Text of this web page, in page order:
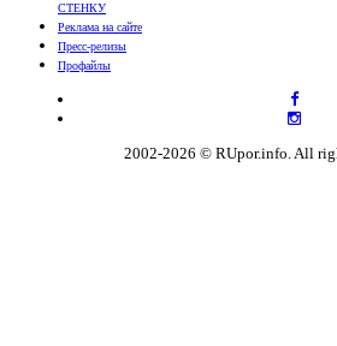
СТЕНКУ
Реклама на сайте
Пресс-релизы
Профайлы
2002-2026 © RUpor.info. All